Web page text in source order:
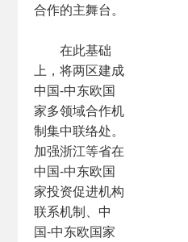
合作的主舞台。
在此基础
上，将两区建成
中国-中东欧国
家多领域合作机
制集中联络处。
加强浙江等省在
中国-中东欧国
家投资促进机构
联系机制、中
国-中东欧国家